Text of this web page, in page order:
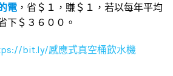
電 ，省＄１，賺＄１，若以每年平均
下＄３６００。
bit.ly/感應式真空桶飲水機